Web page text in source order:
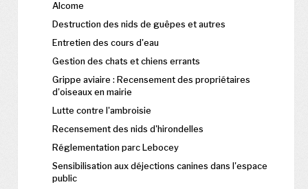
Alcome
Destruction des nids de guêpes et autres
Entretien des cours d'eau
Gestion des chats et chiens errants
Grippe aviaire : Recensement des propriétaires
d'oiseaux en mairie
Lutte contre l'ambroisie
Recensement des nids d'hirondelles
Réglementation parc Lebocey
Sensibilisation aux déjections canines dans l'espace
public